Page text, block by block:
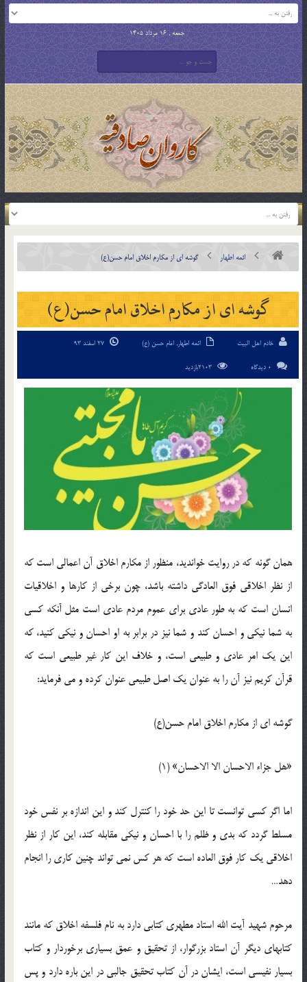
جمعه , 16 مرداد 1405
ائمه اطهار گوشه ای از مکارم اخلاق امام حسن(ع)
گوشه ای از مکارم اخلاق امام حسن(ع)
خادم اهل البیت ائمه اطهار, امام حسن (ع)
0 دیدگاه
همان گونه که در روایت خواندید، منظور از مکارم اخلاق آن اعمالی است که
از نظر اخلاقی فوق العادگی داشته باشد، چون برخی از کارها و اخلاقیات
انسان است که به طور عادی برای عموم مردم عادی است مثل آنکه کسی
به شما نیکی و احسان کند و شما نیز در برابر به او احسان و نیکی کنید، که
این یک امر عادی و طبیعی است، و خلاف این کار غیر طبیعی است که
قرآن کریم نیز آن را به عنوان یک اصل طبیعی عنوان کرده و می فرماید:
گوشه ای از مکارم اخلاق امام حسن(ع)
«هل جزاء الاحسان الا الاحسان» (1)
اما اگر کسی توانست تا این حد خود را کنترل کند و این اندازه بر نفس خود
مسلط گردد که بدی و ظلم را با احسان و نیکی مقابله کند، این کار از نظر
اخلاقی یک کار فوق العاده است که هر کس نمی تواند چنین کاری را انجام
دهد…
مرحوم شهید آیت الله استاد مطهری کتابی دارد به نام فلسفه اخلاق که مانند
کتابهای دیگر آن استاد بزرگوار، از تحقیق و عمق بسیاری برخوردار و کتاب
بسیار نفیسی است، ایشان در آن کتاب تحقیق جالبی در این باره دارد و پس